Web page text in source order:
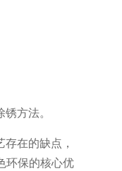
方法。
在的缺点，
环保的核心优